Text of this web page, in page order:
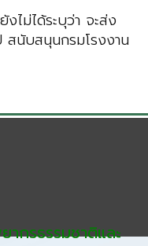
ไม่ได้ระบุว่า จะส่ง
สนับสนุนกรมโรงงาน
ากรธรรมชาติและ